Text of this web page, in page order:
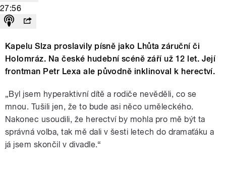
27:56
Kapelu Slza proslavily písně jako Lhůta záruční či
Holomráz. Na české hudební scéně září už 12 let. Její
frontman Petr Lexa ale původně inklinoval k herectví.
„Byl jsem hyperaktivní dítě a rodiče nevěděli, co se
mnou. Tušili jen, že to bude asi něco uměleckého.
Nakonec usoudili, že herectví by mohla pro mě být ta
správná volba, tak mě dali v šesti letech do dramaťáku a
já jsem skončil v divadle.“